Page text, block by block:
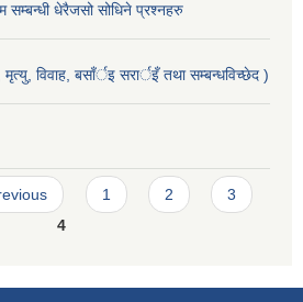
सम्बन्धी धेरैजसो सोधिने प्रश्नहरु
विवाह, बसाँर्इ सरार्इँ तथा सम्बन्धविच्छेद )
1 2
3
4